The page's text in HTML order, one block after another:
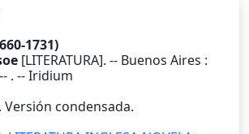
1731)
[LITERATURA]. -- Buenos Aires :
. -- Iridium
Versión condensada.